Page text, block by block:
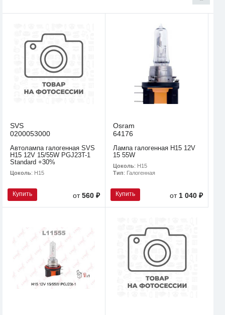
SVS
0200053000
Автолампа галогенная SVS
H15 12V 15/55W PGJ23T-1
Standard +30%
Цоколь: H15
Купить от560 ₽
Osram
64176
Лампа галогенная H15 12V
15 55W
Цоколь: H15
Тип: Галогенная
Купить от 1 040 ₽